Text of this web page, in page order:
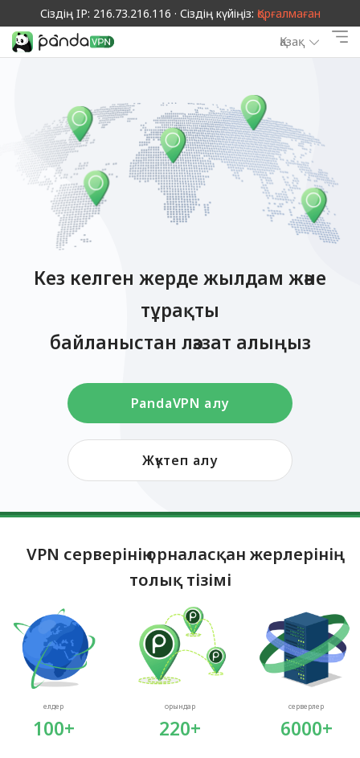
Сіздің IP: 216.73.216.116 · Сіздің күйіңіз: Қорғалмаған
Қазақ
Кез келген жерде жылдам және
тұрақты
байланыстан ләззат алыңыз
PandaVPN алу
Жүктеп алу
VPN серверінің орналасқан жерлерінің
толық тізімі
елдер
100+
орындар
220+
серверлер
6000+